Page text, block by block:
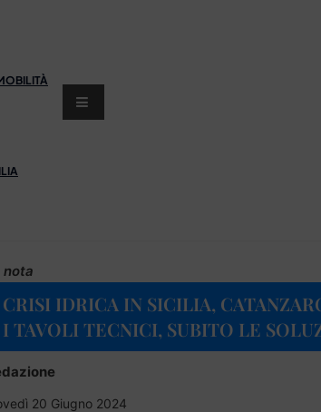
nota
CRISI IDRICA IN SICILIA,
I TAVOLI TECNICI, SUBITO LE
20 Giugno 2024